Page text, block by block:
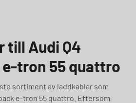
till Audi Q4
tron 55 quattro
sortiment av laddkablar som
e-tron 55 quattro. Eftersom